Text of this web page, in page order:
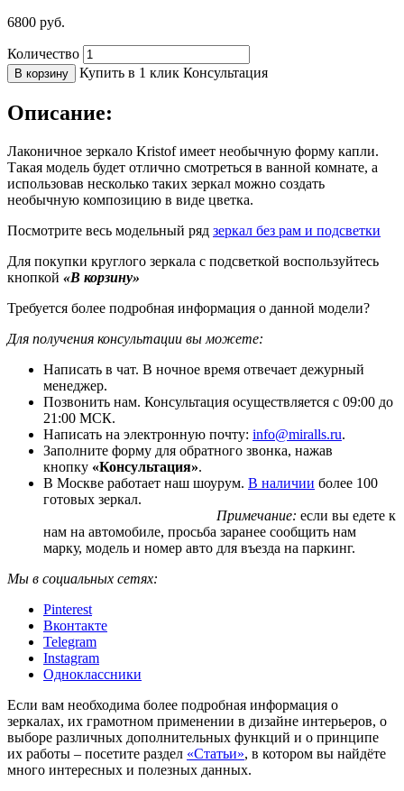
6800 руб.
Количество
В корзину Купить в 1 клик Консультация
Описание:
Лаконичное зеркало Kristof имеет необычную форму капли.
Такая модель будет отлично смотреться в ванной комнате, а
использовав несколько таких зеркал можно создать
необычную композицию в виде цветка.
Посмотрите весь модельный ряд зеркал без рам и подсветки
Для покупки круглого зеркала с подсветкой воспользуйтесь
кнопкой «В корзину»
Требуется более подробная информация о данной модели?
Для получения консультации вы можете:
Написать в чат. В ночное время отвечает дежурный
менеджер.
Позвонить нам. Консультация осуществляется с 09:00 до
21:00 МСК.
Написать на электронную почту: info@miralls.ru.
Заполните форму для обратного звонка, нажав
кнопку «Консультация».
В Москве работает наш шоурум. В наличии более 100
готовых зеркал.
Примечание: если вы едете к
нам на автомобиле, просьба заранее сообщить нам
марку, модель и номер авто для въезда на паркинг.
Мы в социальных сетях:
Pinterest
Вконтакте
Telegram
Instagram
Одноклассники
Если вам необходима более подробная информация о
зеркалах, их грамотном применении в дизайне интерьеров, о
выборе различных дополнительных функций и о принципе
их работы – посетите раздел «Статьи», в котором вы найдёте
много интересных и полезных данных.